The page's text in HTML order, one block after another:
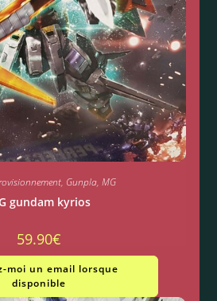
, Gunpla, MG
gundam kyrios
59.90€
moi un email lorsque
disponible